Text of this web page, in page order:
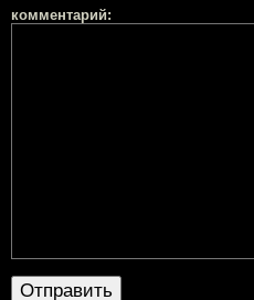
комментарий: